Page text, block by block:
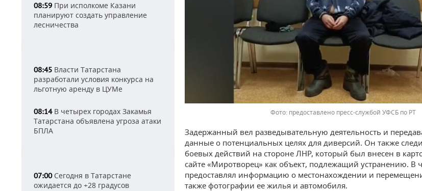
08:59 При исполкоме Казани
планируют создать управление
лесничества
08:45 Власти Татарстана
разработали условия конкурса на
льготную аренду в ЦУМе
08:14В четырех городах Закамья
Татарстана объявлена угроза атаки
БПЛА
07:00Сегодня в Татарстане
ожидается до +28 градусов
предоставлено пресс-службой УФСБ по РТ
Задержанный вел разведывательную деятельность и
данные о потенциальных целях для диверсий. Он также
боевых действий на стороне ЛНР, который был внесен в
сайте «Миротворец» как объект, подлежащий устранению. В
предоставлял информацию о местонахождении и
также фотографии ее жилья и автомобиля.